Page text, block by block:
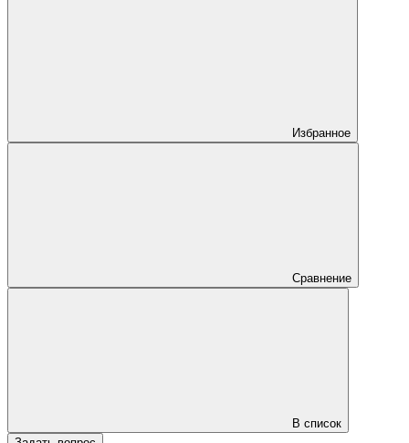
Избранное
Сравнение
В список